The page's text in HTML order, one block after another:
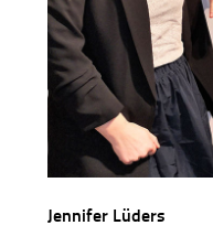
Jennifer Lüders